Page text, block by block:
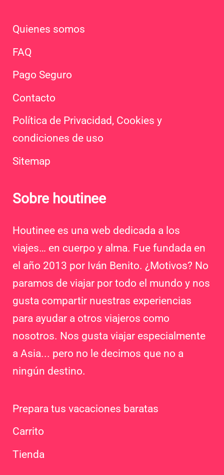
Quienes somos
FAQ
Pago Seguro
Contacto
Política de Privacidad, Cookies y
condiciones de uso
Sitemap
Sobre houtinee
Houtinee es una web dedicada a los
viajes… en cuerpo y alma. Fue fundada en
el año 2013 por Iván Benito. ¿Motivos? No
paramos de viajar por todo el mundo y nos
gusta compartir nuestras experiencias
para ayudar a otros viajeros como
nosotros. Nos gusta viajar especialmente
a Asia... pero no le decimos que no a
ningún destino.
Prepara tus vacaciones baratas
Carrito
Tienda